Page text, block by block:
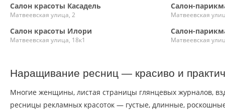
Салон красоты Касадель
Матвеевская улица, 2
Салон красоты Илори
Матвеевская улица, 18к1
Салон-
Матвеевская
Салон-
Матвеевская
Наращивание ресниц — красиво и
Многие женщины, листая страницы глянцевых журналов,
ресницы рекламных красоток — густые, длинные,